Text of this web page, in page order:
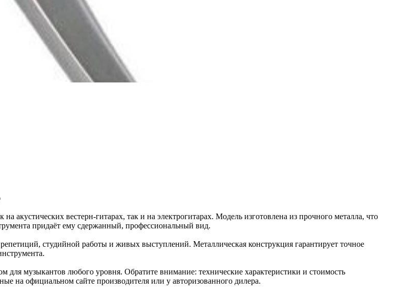
акустических вестерн-гитарах, так и на электрогитарах. Модель изготовлена из прочного металла, что
придаёт ему сдержанный, профессиональный вид.
студийной работы и живых выступлений. Металлическая конструкция гарантирует точное
для музыкантов любого уровня. Обратите внимание: технические характеристики и стоимость
на официальном сайте производителя или у авторизованного дилера.